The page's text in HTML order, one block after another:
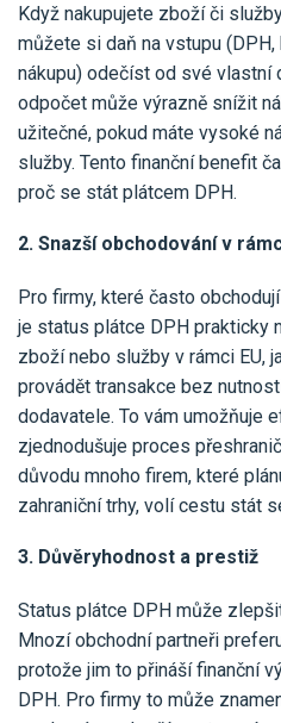
Když nakupujete zboží či
můžete si daň na vstupu
nákupu) odečíst od své vlastní
odpočet může výrazně snížit
užitečné, pokud máte vysoké
služby. Tento finanční benefit
proč se stát plátcem DPH.
2. Snazší obchodování v
Pro firmy, které často
je status plátce DPH prakticky
zboží nebo služby v rámci EU,
provádět transakce bez
dodavatele. To vám umožňuje
zjednodušuje proces
důvodu mnoho firem, které
zahraniční trhy, volí cestu stát
3. Důvěryhodnost a prestiž
Status plátce DPH může
Mnozí obchodní partneři
protože jim to přináší finanční
DPH. Pro firmy to může